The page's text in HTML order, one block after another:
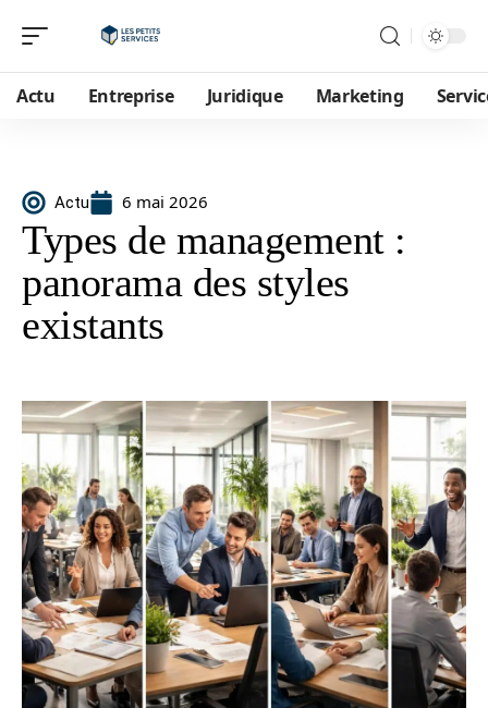
Actu Entreprise Juridique Marketing
Actu 6 mai 2026
Types de management :
panorama des styles
existants